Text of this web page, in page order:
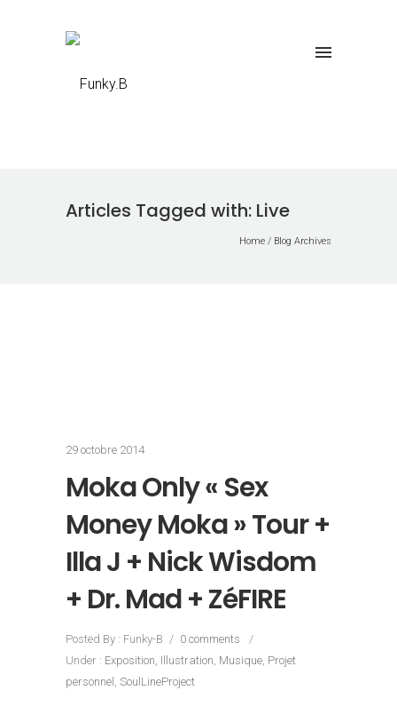
Articles Tagged with: Live
Home / Blog Archives
29 octobre 2014
Moka Only « Sex
Money Moka » Tour +
Illa J + Nick Wisdom
+ Dr. Mad + ZéFIRE
Posted By : Funky-B / 0 comments
/
Under : Exposition, Illustration, Musique, Projet
personnel , SoulLineProject